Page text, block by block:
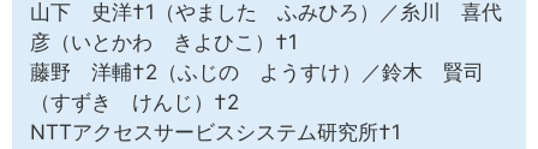
山下 史洋†1（やました ふみひろ）／糸川 喜代
彦（いとかわ きよひこ）†1
藤野 洋輔†2（ふじの ようすけ）／鈴木 賢司
（すずき けんじ）†2
NTTアクセスサービスシステム研究所†1